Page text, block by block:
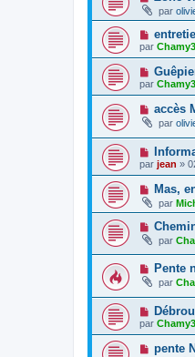
par
par
par
accès
par
par jean »
Mas,
par
par
Pente
par
par
pente